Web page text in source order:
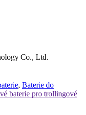
Co., Ltd.
, Baterie do
baterie pro trollingové